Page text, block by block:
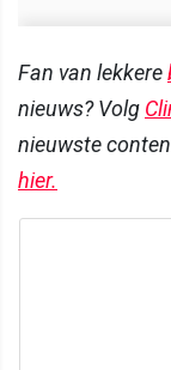
Fan van lekkere
nieuws? Volg
nieuwste
hier.